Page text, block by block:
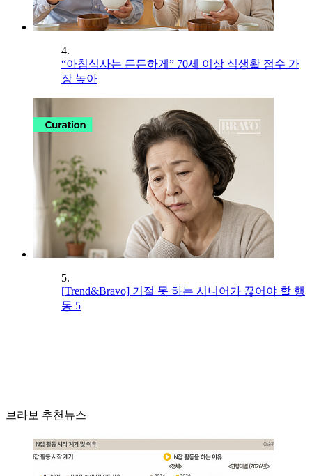
4.
“아침식사는 든든하게” 70세 이상 식생활 점수 가
장 높아
5.
[Trend&Bravo] 거절 못 하는 시니어가 끊어야 할 행
동 5
브라보 추천뉴스